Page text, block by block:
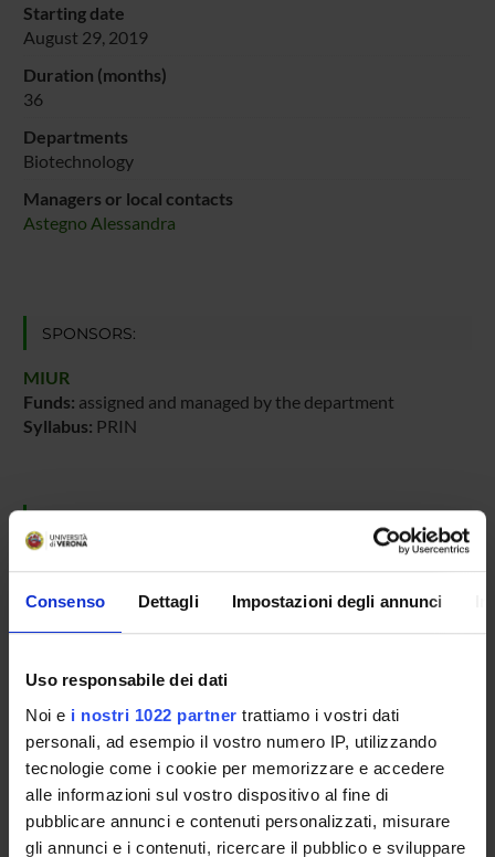
Consenso Dettagli Impostazioni degli annunci
Uso responsabile dei dati
Noi e i nostri 1022 partner trattiamo i vostri dati
personali, ad esempio il vostro numero IP, utilizzando
tecnologie come i cookie per memorizzare e accedere
alle informazioni sul vostro dispositivo al fine di
pubblicare annunci e contenuti personalizzati, misurare
gli annunci e i contenuti, ricercare il pubblico e sviluppare
Starting date
August 29, 2019
Duration (months)
36
Departments
Biotechnology
Managers or local contacts
Astegno Alessandra
SPONSORS:
MIUR
Funds: assigned and managed by the department
Syllabus: PRIN
Alessandra Astegno
Associate Professor
Carolina Conter
Paola Dominici
Matteo Trande
RESEARCH AREAS INVOLVED IN THE PROJECT